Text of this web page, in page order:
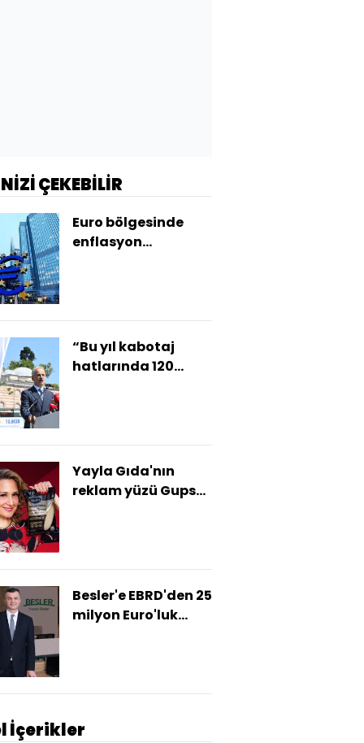
İçerikler
ÇEKEBİLİR
Euro bölgesinde
enflasyon
“Bu yıl kabotaj
hatlarında 120
Yayla Gıda'nın
reklam yüzü Gupse
Besler'e EBRD'den 25
milyon Euro'luk